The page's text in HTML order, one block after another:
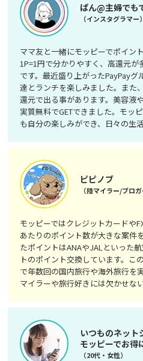
ぱん@主婦でも
（インスタグラマー）
ママ友と一緒にモッピーでポイン
1P=1円で分かりやすく、高還元
です。最近盛り上がったPayPay
達とランチを楽しみました。また
還元で出る事があります。美容液
実質無料でGETできました。モッ
も自分の楽しみができ、日々の生
ピピノブ
（陸マイラー/ブロガ
モッピーではクレジットカードや
あたりのポイント数が大きな案件
たポイントはANAやJALといった
トのポイント交換しています。こ
で年数回の国内旅行や海外旅行を
マイラーや旅行好きには欠かせな
いつものネット
モッピーでお得
（20代・女性）